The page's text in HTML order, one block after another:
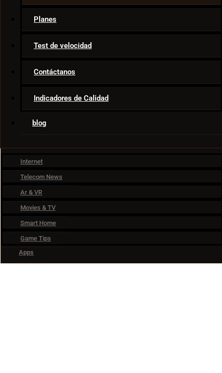
Smart Home
Game Tips
Planes
Test de velocidad
Contáctanos
Indicadores de Calidad
blog
Internet
Telecom News
Ar & VR
Movies & TV
Smart Home
Game Tips
Apps